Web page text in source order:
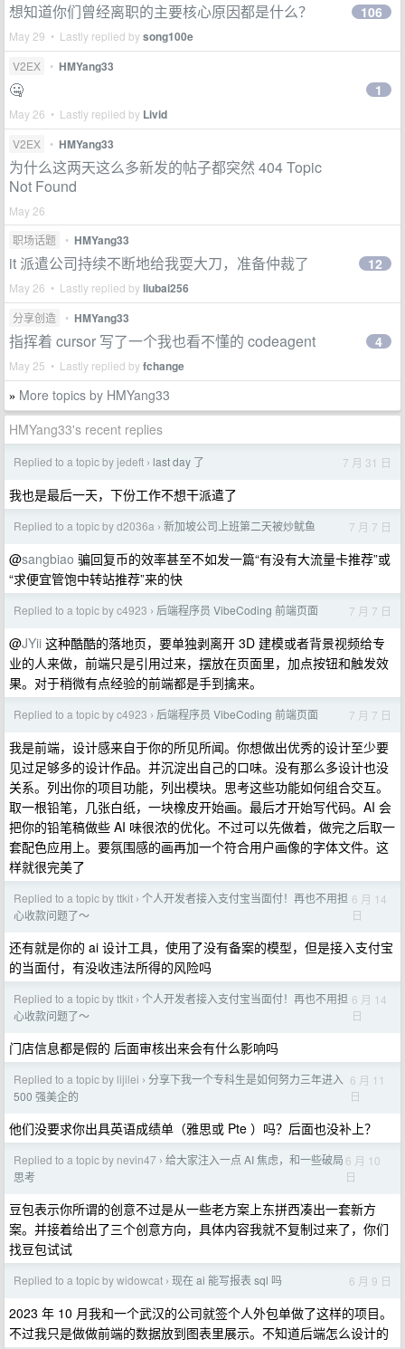
想知道你们曾经离职的主要核心原因都是什么？
May 29 • Lastly replied bysong100e
106
V2EX • HMYang33
🤐
May 26 • Lastly replied by Livid
1
V2EX • HMYang33
为什么这两天这么多新发的帖子都突然 404 Topic
Not Found
May 26
职场话题
• HMYang33
it 派遣公司持续不断地给我耍大刀，准备仲裁了
May 26 • Lastly replied byliubai256
12
分享创造 • HMYang33
指挥着 cursor 写了一个我也看不懂的 codeagent
May 25 • Lastly replied byfchange
4
» More topics by HMYang33
HMYang33's recent replies
Replied to a topic by jedeft › last day 了 7 月 31 日
我也是最后一天，下份工作不想干派遣了
Replied to a topic by d2036a › 新加坡公司上班第二天被炒鱿鱼 7 月 7 日
@sangbiao 骗回复币的效率甚至不如发一篇“有没有大流量卡推荐”或
“求便宜管饱中转站推荐”来的快
Replied to a topic by c4923 › 后端程序员 VibeCoding 前端页面 7 月 7 日
@JYii 这种酷酷的落地页，要单独剥离开 3D 建模或者背景视频给专
业的人来做，前端只是引用过来，摆放在页面里，加点按钮和触发效
果。对于稍微有点经验的前端都是手到擒来。
Replied to a topic by c4923 › 后端程序员 VibeCoding 前端页面 7 月 7 日
我是前端，设计感来自于你的所见所闻。你想做出优秀的设计至少要
见过足够多的设计作品。并沉淀出自己的口味。没有那么多设计也没
关系。列出你的项目功能，列出模块。思考这些功能如何组合交互。
取一根铅笔，几张白纸，一块橡皮开始画。最后才开始写代码。AI 会
把你的铅笔稿做些 AI 味很浓的优化。不过可以先做着，做完之后取一
套配色应用上。要氛围感的画再加一个符合用户画像的字体文件。这
样就很完美了
Replied to a topic by ttkit › 个人开发者接入支付宝当面付！再也不用担
心收款问题了～
6 月 14
日
还有就是你的 ai 设计工具，使用了没有备案的模型，但是接入支付宝
的当面付，有没收违法所得的风险吗
Replied to a topic by ttkit › 个人开发者接入支付宝当面付！再也不用担
心收款问题了～
6 月 14
日
门店信息都是假的 后面审核出来会有什么影响吗
Replied to a topic by lijilei › 分享下我一个专科生是如何努力三年进入
500 强美企的
6 月 11
日
他们没要求你出具英语成绩单（雅思或 Pte ）吗？后面也没补上？
Replied to a topic by nevin47 › 给大家注入一点 AI 焦虑，和一些破局
思考
6 月 10
日
豆包表示你所谓的创意不过是从一些老方案上东拼西凑出一套新方
案。并接着给出了三个创意方向，具体内容我就不复制过来了，你们
找豆包试试
Replied to a topic by widowcat › 现在 ai 能写报表 sql 吗 6 月 9 日
2023 年 10 月我和一个武汉的公司就签个人外包单做了这样的项目。
不过我只是做做前端的数据放到图表里展示。不知道后端怎么设计的